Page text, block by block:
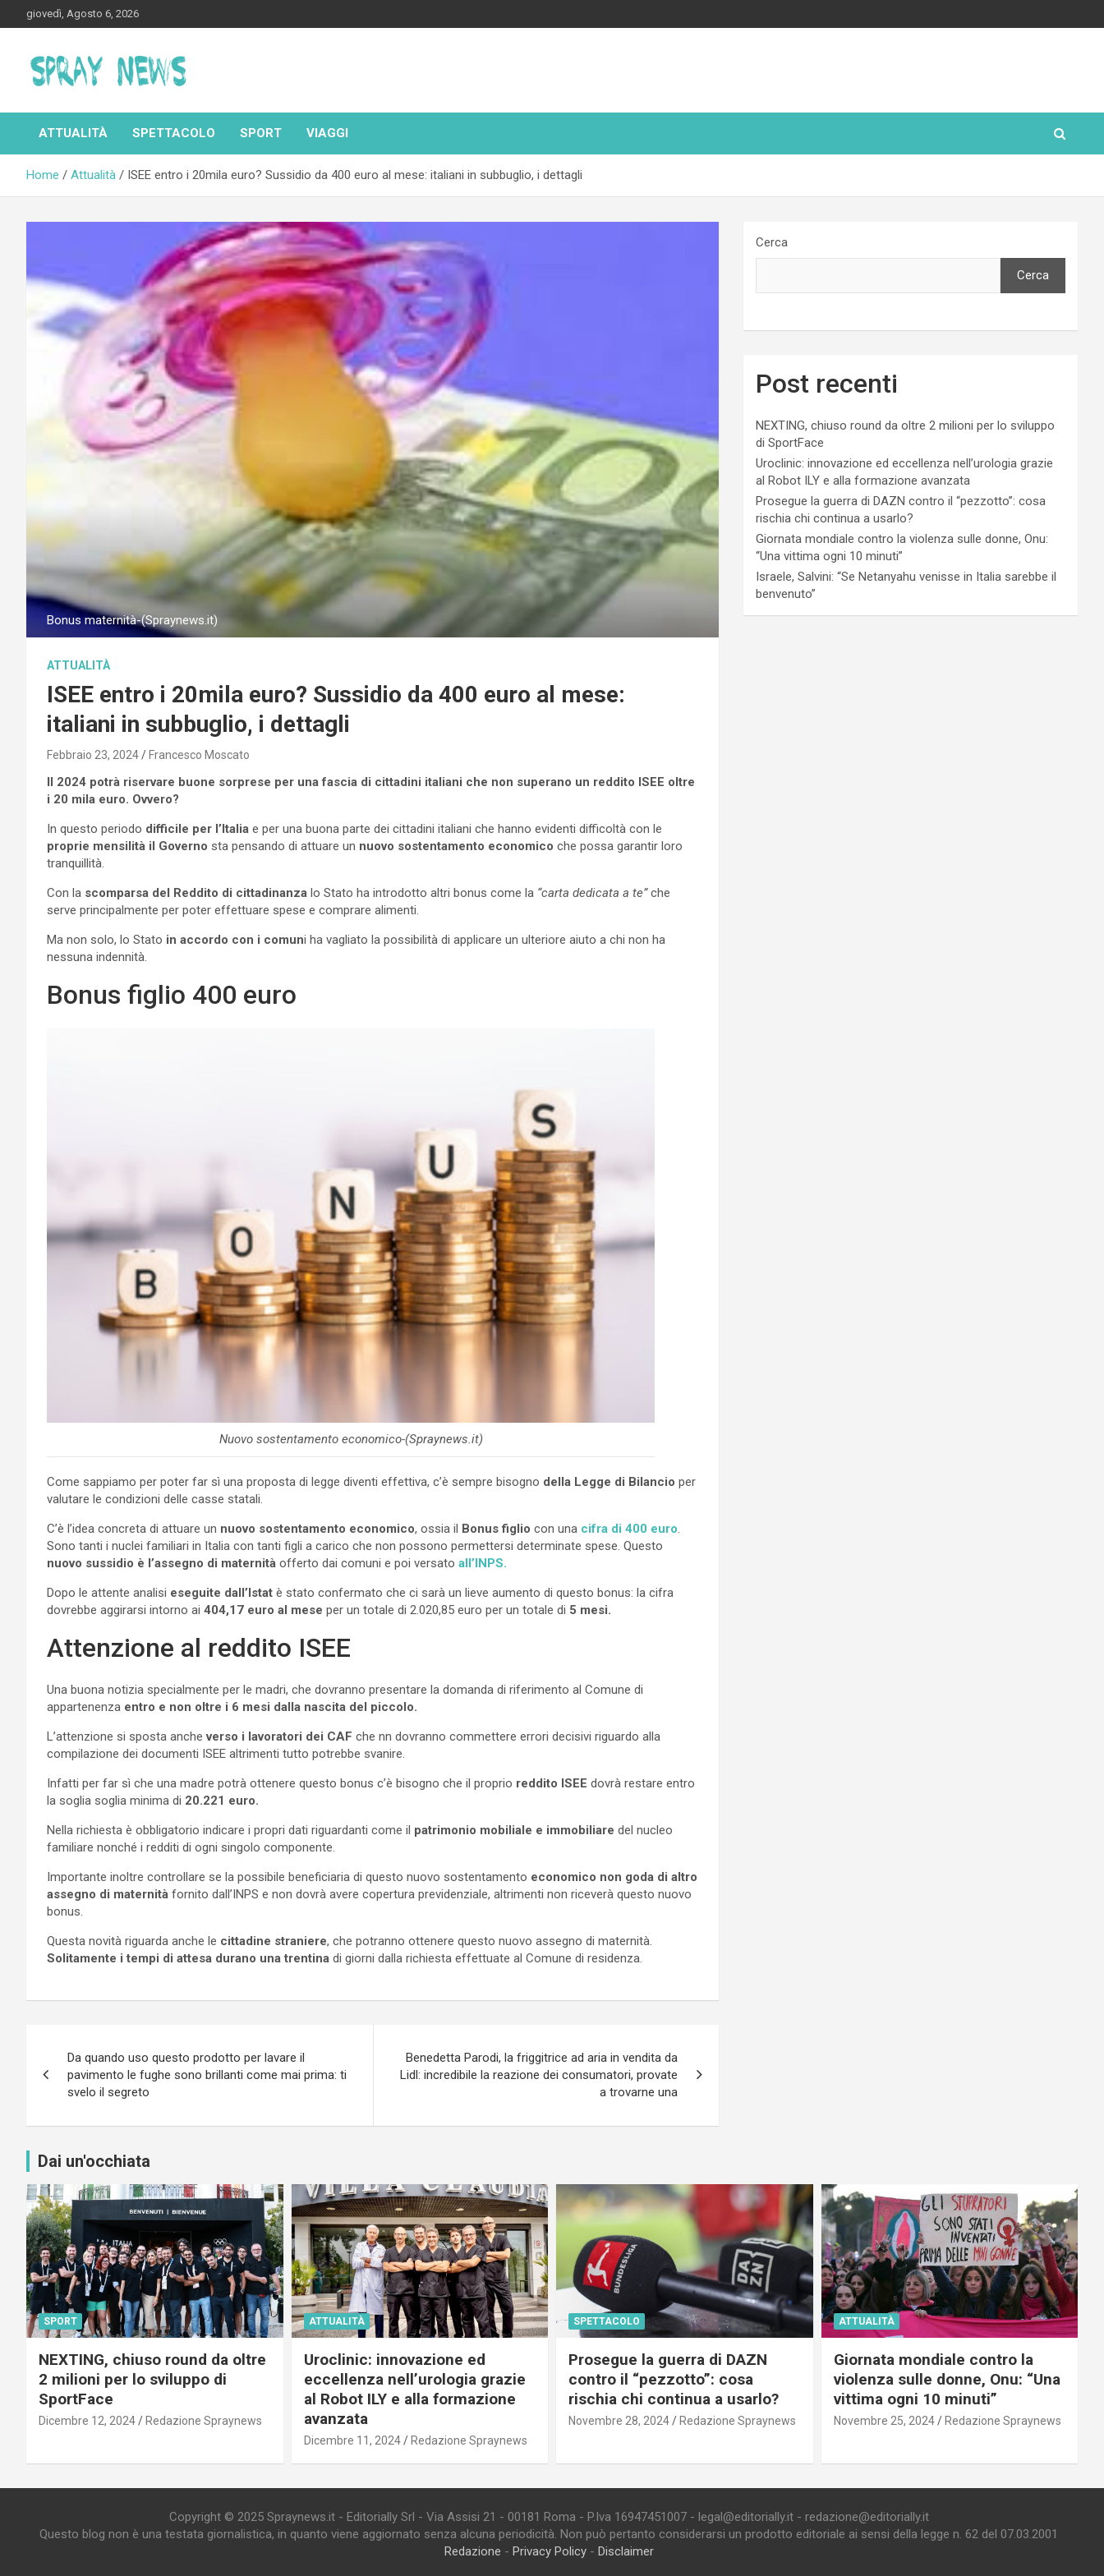
to
giovedì, Agosto 6, 2026
Spraynews.it
ATTUALITÀ SPETTACOLO SPORT VIAGGI
Home Attualità ISEE entro i 20mila euro? Sussidio da 400 euro al mese: italiani in subbuglio, i dettagli
Bonus maternità-(Spraynews.it)
ATTUALITÀ
ISEE entro i 20mila euro? Sussidio da 400 euro al mese:
italiani in subbuglio, i dettagli
Febbraio 23, 2024 Francesco Moscato
Il 2024 potrà riservare buone sorprese per una fascia di cittadini italiani che non superano un reddito ISEE oltre
i 20 mila euro. Ovvero?
In questo periodo difficile per l’Italia e per una buona parte dei cittadini italiani che hanno evidenti difficoltà con le
proprie mensilità il Governo sta pensando di attuare un nuovo sostentamento economico che possa garantir loro
tranquillità.
Con la scomparsa del Reddito di cittadinanza lo Stato ha introdotto altri bonus come la “carta dedicata a te”che
serve principalmente per poter effettuare spese e comprare alimenti.
Ma non solo, lo Stato in accordo con i comuni ha vagliato la possibilità di applicare un ulteriore aiuto a chi non ha
nessuna indennità.
Bonus figlio 400 euro
Nuovo sostentamento economico-(Spraynews.it)
Come sappiamo per poter far sì una proposta di legge diventi effettiva, c’è sempre bisogno della Legge di Bilancio per
valutare le condizioni delle casse statali.
C’è l’idea concreta di attuare un nuovo sostentamento economico, ossia il Bonus figlio con una cifra di 400 euro
Sono tanti i nuclei familiari in Italia con tanti figli a carico che non possono permettersi determinate spese. Questo
nuovo sussidio è l’assegno di maternità offerto dai comuni e poi versato all’INPS.
Dopo le attente analisi eseguite dall’Istat è stato confermato che ci sarà un lieve aumento di questo bonus: la cifra
dovrebbe aggirarsi intorno ai 404,17 euro al mese per un totale di 2.020,85 euro per un totale di 5 mesi.
Attenzione al reddito ISEE
Una buona notizia specialmente per le madri, che dovranno presentare la domanda di riferimento al Comune di
appartenenza entro e non oltre i 6 mesi dalla nascita del piccolo.
L’attenzione si sposta anche verso i lavoratori dei CAF che nn dovranno commettere errori decisivi riguardo alla
compilazione dei documenti ISEE altrimenti tutto potrebbe svanire.
Infatti per far sì che una madre potrà ottenere questo bonus c’è bisogno che il proprio reddito ISEE dovrà restare entro
la soglia soglia minima di 20.221 euro.
Nella richiesta è obbligatorio indicare i propri dati riguardanti come il patrimonio mobiliale e immobiliare del nucleo
familiare nonché i redditi di ogni singolo componente.
Importante inoltre controllare se la possibile beneficiaria di questo nuovo sostentamento economico non goda di altro
assegno di maternità fornito dall’INPS e non dovrà avere copertura previdenziale, altrimenti non riceverà questo nuovo
bonus.
Questa novità riguarda anche le cittadine straniere, che potranno ottenere questo nuovo assegno di maternità.
Solitamente i tempi di attesa durano una trentina di giorni dalla richiesta effettuate al Comune di residenza.
articoli
Da quando uso questo prodotto per lavare il
pavimento le fughe sono brillanti come mai prima: ti
svelo il segreto
Benedetta Parodi, la friggitrice ad aria in vendita da
Lidl: incredibile la reazione dei consumatori, provate
a trovarne una
Cerca
Cerca
Post recenti
NEXTING, chiuso round da oltre 2 milioni per lo sviluppo
di SportFace
Uroclinic: innovazione ed eccellenza nell’urologia grazie
al Robot ILY e alla formazione avanzata
Prosegue la guerra di DAZN contro il “pezzotto”: cosa
rischia chi continua a usarlo?
Giornata mondiale contro la violenza sulle donne, Onu:
“Una vittima ogni 10 minuti”
Israele, Salvini: “Se Netanyahu venisse in Italia sarebbe il
benvenuto”
Dai un'occhiata
SPORT
NEXTING, chiuso round da oltre
2 milioni per lo sviluppo di
SportFace
Dicembre 12, 2024 Redazione Spraynews
ATTUALITÀ
Uroclinic: innovazione ed
eccellenza nell’urologia grazie
al Robot ILY e alla formazione
avanzata
Dicembre 11, 2024 Redazione Spraynews
SPETTACOLO
Prosegue la guerra di DAZN
contro il “pezzotto”: cosa
rischia chi continua a usarlo?
Novembre 28, 2024 Redazione Spraynews
ATTUALITÀ
Giornata mondiale contro la
violenza sulle donne, Onu: “Una
vittima ogni 10 minuti”
Novembre 25, 2024 Redazione Spraynews
Copyright © 2025 Spraynews.it - Editorially Srl - Via Assisi 21 - 00181 Roma - P.Iva 16947451007 - legal@editorially.it - redazione@editorially.it
Questo blog non è una testata giornalistica, in quanto viene aggiornato senza alcuna periodicità. Non può pertanto considerarsi un prodotto editoriale ai sensi della legge n. 62 del 07.03.2001
Redazione - Privacy Policy- Disclaimer